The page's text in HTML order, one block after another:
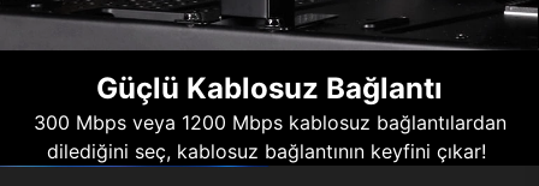
Güçlü Kablosuz Bağlantı
300 Mbps veya 1200 Mbps kablosuz bağlantılardan
dilediğini seç, kablosuz bağlantının keyfini çıkar!